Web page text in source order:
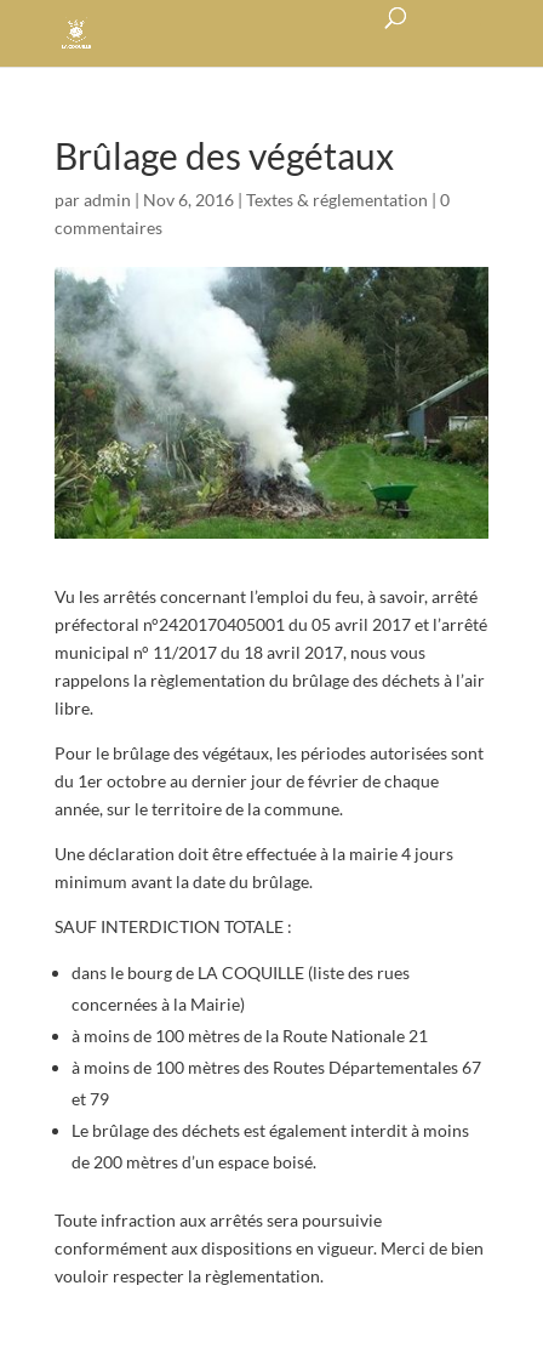
Brûlage des végétaux
paradmin | Nov 6, 2016| Textes & réglementation | 0
commentaires
Vu les arrêtés concernant l’emploi du feu, à savoir, arrêté
préfectoral n°2420170405001 du 05 avril 2017 et l’arrêté
municipal n° 11/2017 du 18 avril 2017, nous vous
rappelons la règlementation du brûlage des déchets à l’air
libre.
Pour le brûlage des végétaux, les périodes autorisées sont
du 1er octobre au dernier jour de février de chaque
année, sur le territoire de la commune.
Une déclaration doit être effectuée à la mairie 4 jours
minimum avant la date du brûlage.
SAUF INTERDICTION TOTALE :
dans le bourg de LA COQUILLE (liste des rues
concernées à la Mairie)
à moins de 100 mètres de la Route Nationale 21
à moins de 100 mètres des Routes Départementales 67
et 79
Le brûlage des déchets est également interdit à moins
de 200 mètres d’un espace boisé.
Toute infraction aux arrêtés sera poursuivie
conformément aux dispositions en vigueur. Merci de bien
vouloir respecter la règlementation.